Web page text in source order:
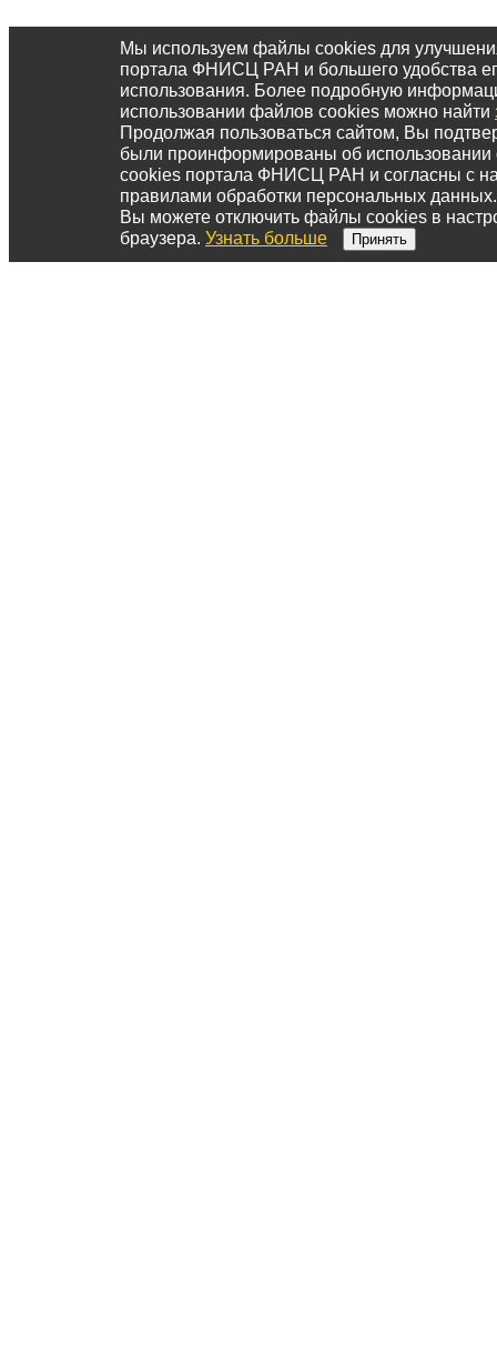
Мы используем файлы cookies для
портала ФНИСЦ РАН и большего удобства
использования. Более подробную
использовании файлов cookies можно найти
Продолжая пользоваться сайтом, Вы
были проинформированы об
cookies портала ФНИСЦ РАН и согласны с
правилами обработки персональных данных.
Вы можете отключить файлы cookies в
браузера. Узнать больше Принять